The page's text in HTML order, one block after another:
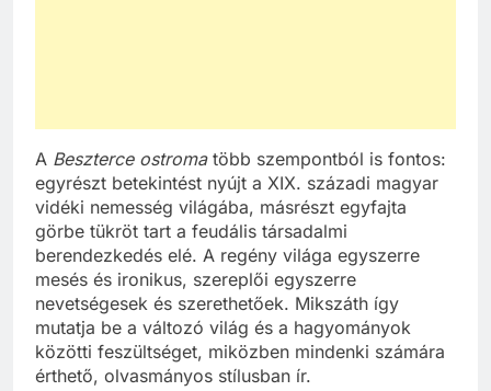
A Beszterce ostromatöbb szempontból is fontos:
egyrészt betekintést nyújt a XIX. századi magyar
vidéki nemesség világába, másrészt egyfajta
görbe tükröt tart a feudális társadalmi
berendezkedés elé. A regény világa egyszerre
mesés és ironikus, szereplői egyszerre
nevetségesek és szerethetőek. Mikszáth így
mutatja be a változó világ és a hagyományok
közötti feszültséget, miközben mindenki számára
érthető, olvasmányos stílusban ír.